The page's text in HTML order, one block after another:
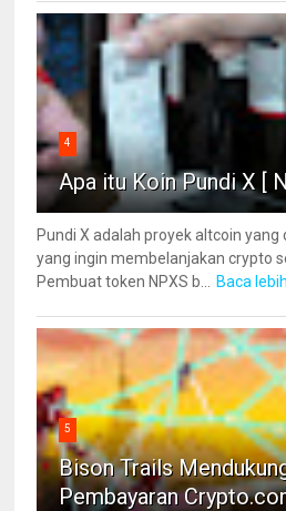
4
Apa itu Koin Pundi X [
Pundi X adalah proyek altcoin
yang ingin membelanjakan crypto
Pembuat token NPXS b...
Baca
5
Bison Trails
Pembayaran